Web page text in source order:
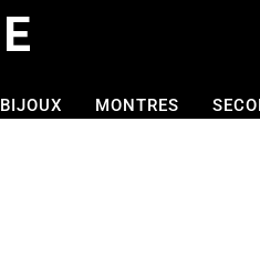
BIJOUX MONTRES